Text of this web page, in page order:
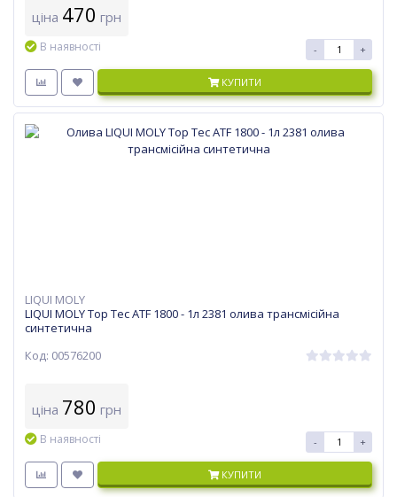
ціна 470 грн
В наявності - +
КУПИТИ
LIQUI MOLY
LIQUI MOLY Top Tec ATF 1800 - 1л 2381 олива трансмісійна
синтетична
Код: 00576200
ціна 780 грн
В наявності - +
КУПИТИ